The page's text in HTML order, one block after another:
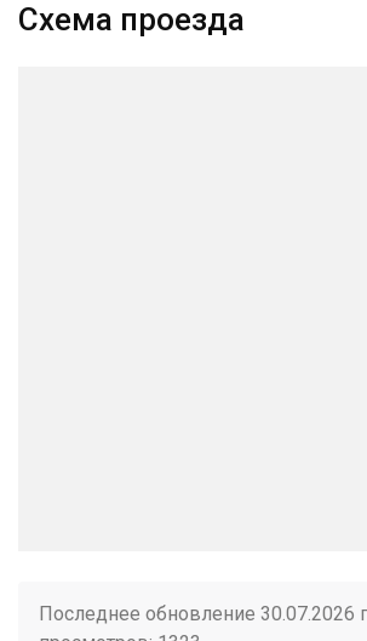
Схема проезда
Последнее обновление 30.07.2026